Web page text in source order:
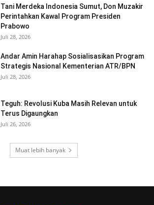
Tani Merdeka Indonesia Sumut, Don Muzakir
Perintahkan Kawal Program Presiden
Prabowo
Juli 28, 2026
Andar Amin Harahap Sosialisasikan Program
Strategis Nasional Kementerian ATR/BPN
Juli 28, 2026
Teguh: Revolusi Kuba Masih Relevan untuk
Terus Digaungkan
Juli 26, 2026
Muat lebih banyak